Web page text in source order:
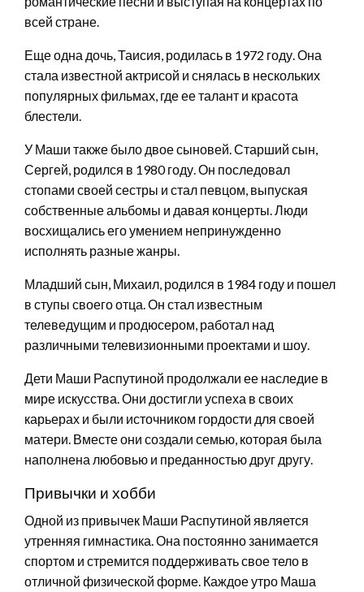
всей стране.
Еще одна дочь, Таисия, родилась в 1972 году. Она
стала известной актрисой и снялась в нескольких
популярных фильмах, где ее талант и красота
блестели.
У Маши также было двое сыновей. Старший сын,
Сергей, родился в 1980 году. Он последовал
стопами своей сестры и стал певцом, выпуская
собственные альбомы и давая концерты. Люди
восхищались его умением непринужденно
исполнять разные жанры.
Младший сын, Михаил, родился в 1984 году и пошел
в ступы своего отца. Он стал известным
телеведущим и продюсером, работал над
различными телевизионными проектами и шоу.
Дети Маши Распутиной продолжали ее наследие в
мире искусства. Они достигли успеха в своих
карьерах и были источником гордости для своей
матери. Вместе они создали семью, которая была
наполнена любовью и преданностью друг другу.
Привычки и хобби
Одной из привычек Маши Распутиной является
утренняя гимнастика. Она постоянно занимается
спортом и стремится поддерживать свое тело в
отличной физической форме. Каждое утро Маша